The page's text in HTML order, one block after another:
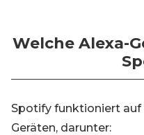
Welche Alexa-
Spotify funktioniert auf
Geräten, darunter: